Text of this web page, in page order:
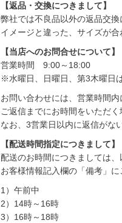
【返品・交換につきまして】
弊社では不良品以外の返品交換
イメージと違った、サイズが
【当店へのお問合せについて】
営業時間 9:00～18:00
※水曜日、日曜日、第3木曜日
お問い合わせには、営業時間
ご返信までにお時間をいただ
なお、3営業日以内に返信がな
【配送時間指定につきまして】
配送のお時間につきましては、
お客様情報記入欄の「備考」に
1）午前中
2）14時～16時
3）16時～18時